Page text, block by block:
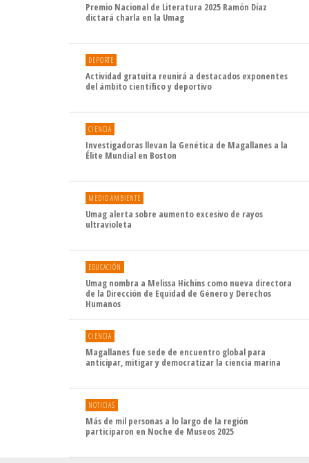
Premio Nacional de Literatura 2025 Ramón Díaz
dictará charla en la Umag
DEPORTE
Actividad gratuita reunirá a destacados exponentes
del ámbito científico y deportivo
CIENCIA
Investigadoras llevan la Genética de Magallanes a la
Élite Mundial en Boston
MEDIO AMBIENTE
Umag alerta sobre aumento excesivo de rayos
ultravioleta
EDUCACIÓN
Umag nombra a Melissa Hichins como nueva directora
de la Dirección de Equidad de Género y Derechos
Humanos
CIENCIA
Magallanes fue sede de encuentro global para
anticipar, mitigar y democratizar la ciencia marina
NOTICIAS
Más de mil personas a lo largo de la región
participaron en Noche de Museos 2025